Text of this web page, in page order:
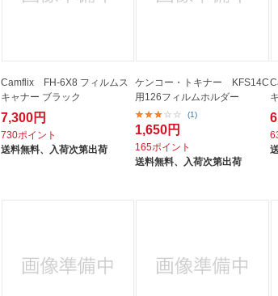
Camflix FH-6X8 フィルムス
キャナー ブラック
7,300円
730ポイント
送料無料、 入荷次第出荷
ケンコー・トキナー KFS14C
用126フィルムホルダー
(1)
1,650円
165ポイント
送料無料、 入荷次第出荷